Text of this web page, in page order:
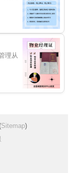
理从
Sitemap)